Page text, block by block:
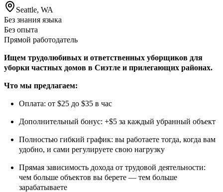
Seattle, WA
Без знания языка
Без опыта
Прямой работодатель
Ищем трудолюбивых и ответственных уборщиков для
уборки частных домов в Сиэтле и прилегающих районах.
Что мы предлагаем:
Оплата: от $25 до $35 в час
Дополнительный бонус: +$5 за каждый убранный объект
Полностью гибкий график: вы работаете тогда, когда вам
удобно, и сами регулируете свою нагрузку
Прямая зависимость дохода от трудовой деятельности:
чем больше объектов вы берете — тем больше
зарабатываете